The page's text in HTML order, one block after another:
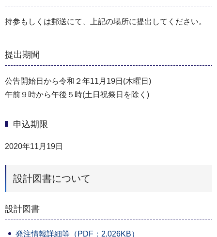
持参もしくは郵送にて、上記の場所に提出してください。
提出期間
公告開始日から令和２年11月19日(木曜日)
午前９時から午後５時(土日祝祭日を除く)
申込期限
2020年11月19日
設計図書について
設計図書
発注情報詳細等（PDF：2,026KB）